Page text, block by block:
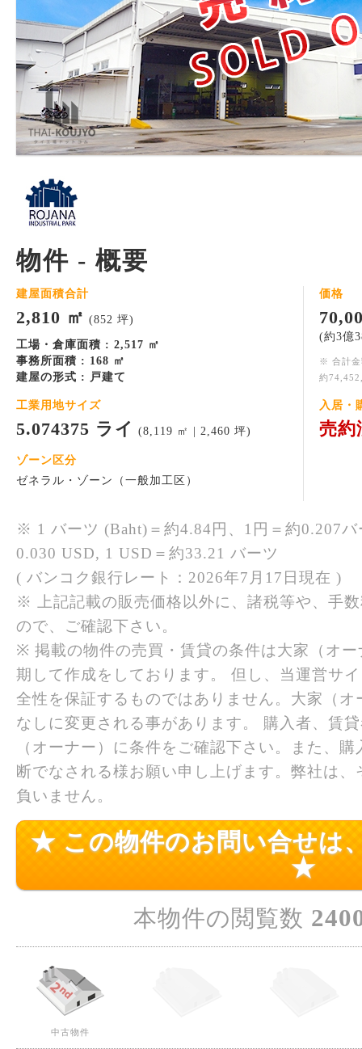
物件 - 概要
建屋面積合計
2,810 ㎡ (852 坪)
工場・倉庫面積 : 2,517 ㎡
事務所面積 : 168 ㎡
建屋の形式 : 戸建て
工業用地サイズ
5.074375 ライ (8,119 ㎡ | 2,460 坪)
ゾーン区分
ゼネラル・ゾーン（一般加工区）
価格
(約3億
※ 合計金
約
入居・
売約
※ 1 バーツ (Baht)＝約4.84円、1円＝約0.207
0.030 USD, 1 USD＝約33.21 バーツ
( バンコク銀行レート：2026年7月17日現在 )
※ 上記記載の販売価格以外に、諸税等や、手
ので、ご確認下さい。
※ 掲載の物件の売買・賃貸の条件は大家（オ
期して作成をしております。 但し、当運営サ
全性を保証するものではありません。大家（
なしに変更される事があります。 購入者、賃
（オーナー）に条件をご確認下さい。また、
断でなされる様お願い申し上げます。弊社は
負いません。
★ この物件のお問い合せは
★
本物件の閲覧数
中古物件